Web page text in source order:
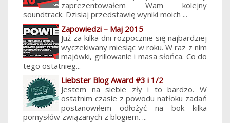
zaprezentowałem Wam kolejny
soundtrack. Dzisiaj przedstawię wyniki moich ...
Zapowiedzi – Maj 2015
Już za kilka dni rozpocznie się najbardziej
wyczekiwany miesiąc w roku. W raz z nim
majówki, grillowanie i masa słońca. Co do
tego ostatnieg...
Liebster Blog Award #3 i 1/2
Jestem na siebie zły i to bardzo. W
ostatnim czasie z powodu natłoku zadań
postanowiłem odłożyć na bok kilka
pomysłów związanych z blogiem. ...